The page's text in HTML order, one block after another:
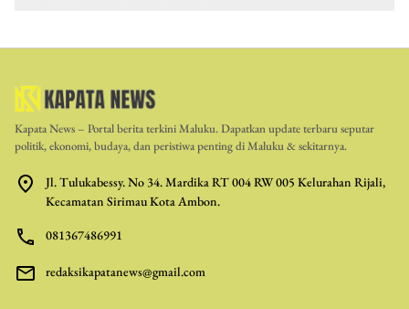
Kapata News – Portal berita terkini Maluku. Dapatkan update terbaru seputar
politik, ekonomi, budaya, dan peristiwa penting di Maluku & sekitarnya.
Jl. Tulukabessy. No 34. Mardika RT 004 RW 005 Kelurahan Rijali,
Kecamatan Sirimau Kota Ambon.
081367486991
redaksikapatanews@gmail.com